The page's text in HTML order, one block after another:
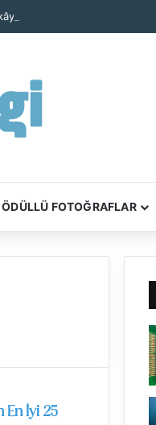
Anlatıyor
ÖDÜLLÜ FOTOĞRAFLAR
En İyi 25